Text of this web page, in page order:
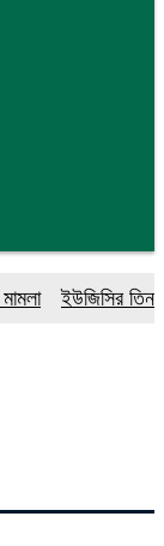
ইউজিসির তিন